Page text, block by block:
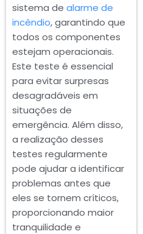
sistema de alarme de
incêndio, garantindo que
todos os componentes
estejam operacionais.
Este teste é essencial
para evitar surpresas
desagradáveis em
situações de
emergência. Além disso,
a realização desses
testes regularmente
pode ajudar a identificar
problemas antes que
eles se tornem críticos,
proporcionando maior
tranquilidade e